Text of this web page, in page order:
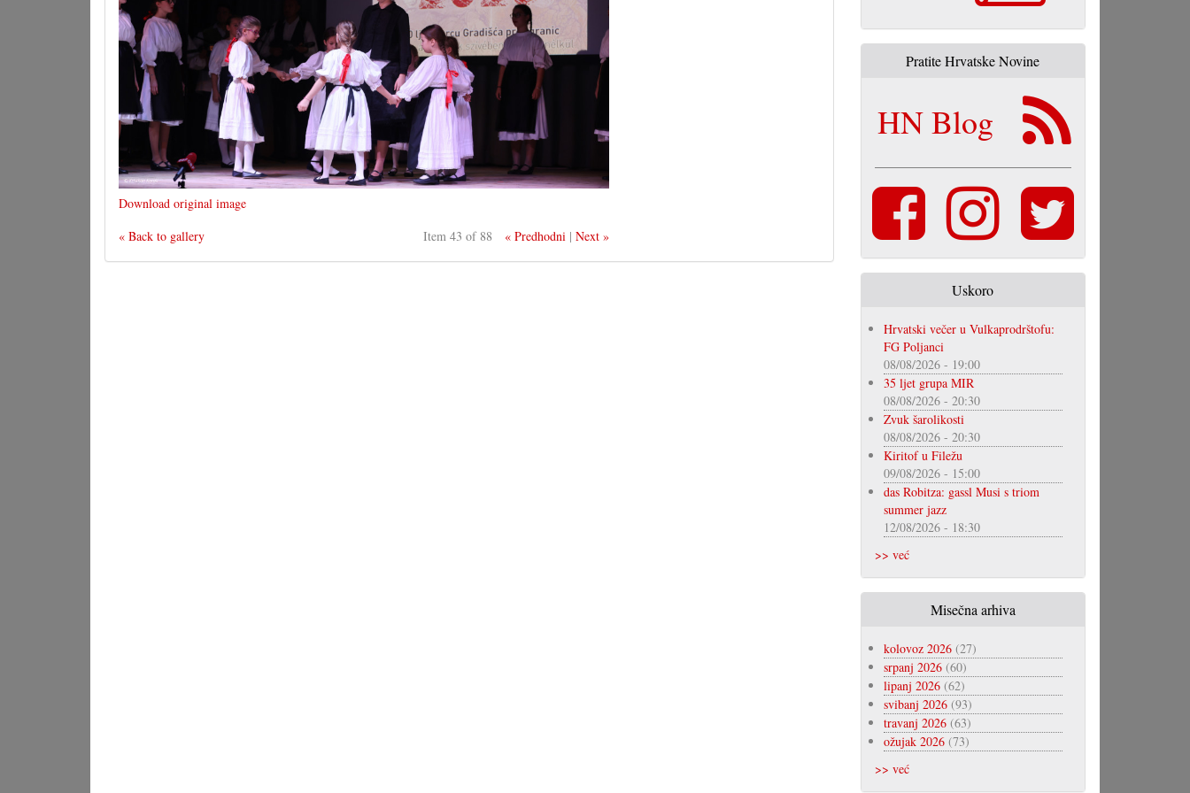
Download original image
« Back to gallery
Item 43 of 88 « Predhodni |Next »
Pratite Hrvatske Novine
HN Blog
Uskoro
Hrvatski večer u Vulkaprodrštofu:
FG Poljanci
08/08/2026 - 19:00
35 ljet grupa MIR
08/08/2026 - 20:30
Zvuk šarolikosti
08/08/2026 - 20:30
Kiritof u Filežu
09/08/2026 - 15:00
das Robitza: gassl Musi s triom
summer jazz
12/08/2026 - 18:30
>> već
Misečna arhiva
kolovoz 2026(27)
srpanj 2026(60)
lipanj 2026(62)
svibanj 2026(93)
travanj 2026(63)
ožujak 2026(73)
>> već